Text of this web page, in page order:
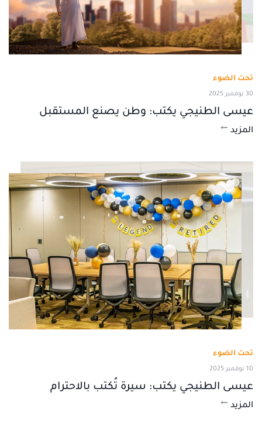
تحت الضوء
30 نوفمبر 2025
عيسى الطنيجي يكتب: وطن يصنع المستقبل
المزيد
تحت الضوء
10 نوفمبر 2025
عيسى الطنيجي يكتب: سيرة تُكتب بالاحترام
المزيد